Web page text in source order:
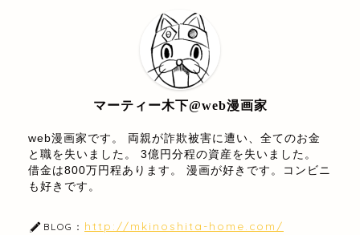
マーティー木下@web漫画家
web漫画家です。 両親が詐欺被害に遭い、全てのお金
と職を失いました。 3億円分程の資産を失いました。
借金は800万円程あります。 漫画が好きです。コンビニ
も好きです。
BLOG： http://mkinoshita-home.com/